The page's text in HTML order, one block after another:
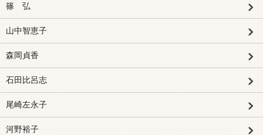
篠 弘
山中智恵子
森岡貞香
石田比呂志
尾崎左永子
河野裕子